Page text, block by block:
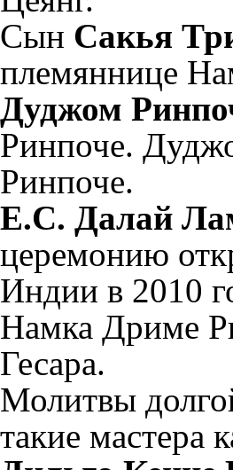
Сын Сакья
племяннице
Дуджом
Ринпоче.
Ринпоче.
Е.С. Далай
церемонию
Индии в 2010
Намка Дриме
Гесара.
Молитвы
такие мастера